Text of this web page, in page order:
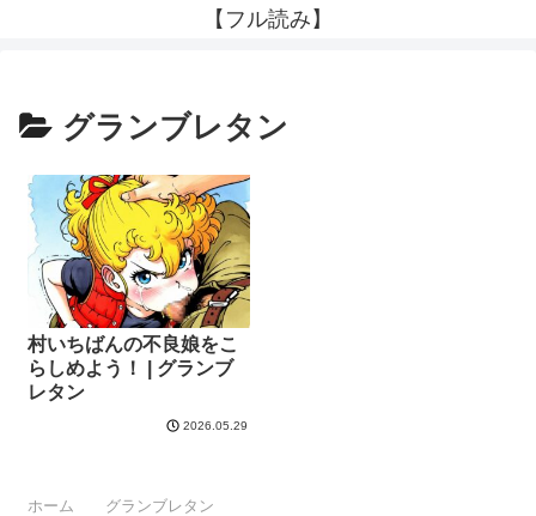
【フル読み】
グランブレタン
村いちばんの不良娘をこ
らしめよう！ | グランブ
レタン
2026.05.29
ホーム グランブレタン